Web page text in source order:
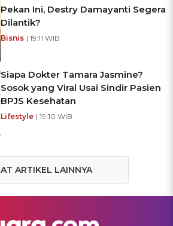
Pekan Ini, Destry Damayanti Segera
Dilantik?
Bisnis | 19:11 WIB
Siapa Dokter Tamara Jasmine?
Sosok yang Viral Usai Sindir Pasien
BPJS Kesehatan
Lifestyle | 19:10 WIB
ARTIKEL LAINNYA